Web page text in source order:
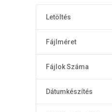
Letöltés
Fájlméret
Fájlok Száma
Dátumkészítés